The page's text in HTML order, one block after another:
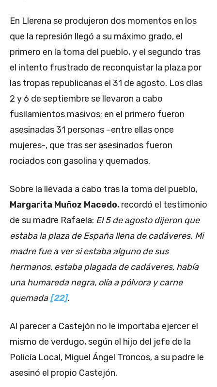
En Llerena se produjeron dos momentos en los
que la represión llegó a su máximo grado, el
primero en la toma del pueblo, y el segundo tras
el intento frustrado de reconquistar la plaza por
las tropas republicanas el 31 de agosto. Los días
2 y 6 de septiembre se llevaron a cabo
fusilamientos masivos; en el primero fueron
asesinadas 31 personas –entre ellas once
mujeres-, que tras ser asesinados fueron
rociados con gasolina y quemados.
Sobre la llevada a cabo tras la toma del pueblo,
Margarita Muñoz Macedo, recordó el testimonio
de su madre Rafaela: El 5 de agosto dijeron que
estaba la plaza de España llena de cadáveres. Mi
madre fue a ver si estaba alguno de sus
hermanos, estaba plagada de cadáveres, había
una humareda negra, olía a pólvora y carne
quemada[22].
Al parecer a Castejón no le importaba ejercer el
mismo de verdugo, según el hijo del jefe de la
Policía Local, Miguel Ángel Troncos, a su padre le
asesinó el propio Castejón.